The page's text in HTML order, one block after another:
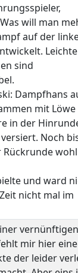
will man
auf der
Leichte
sind
Dampfhans
mit
in der
Noch
Rückrunde wohl
und ward
nicht mal im
vernünftigen
mir hier eine
der leider